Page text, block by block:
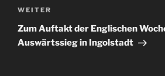
Nächster
Beitrag
WEITER
Zum Auftakt der Englischen
Auswärtssieg in Ingolstadt